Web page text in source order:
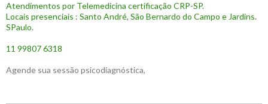
Atendimentos por Telemedicina certificação CRP-SP.
Locais presenciais : Santo André, São Bernardo do Campo e Jardins.
SPaulo.
11 99807 6318
Agende sua sessão psicodiagnóstica,